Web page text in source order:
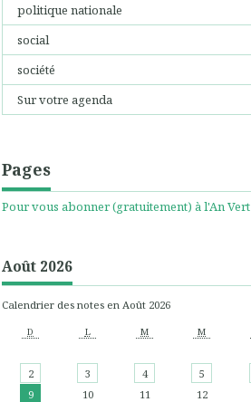
politique nationale
social
société
Sur votre agenda
Pages
Pour vous abonner (gratuitement) à l'An Vert
Août 2026
Calendrier des notes en Août 2026
D L M M
2
3 4 5
9
10 11 12